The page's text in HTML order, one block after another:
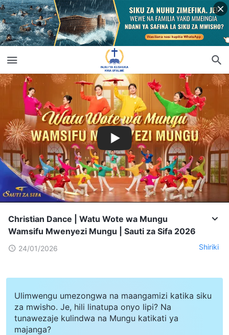
Christian Dance | Watu Wote wa Mungu
Wamsifu Mwenyezi Mungu | Sauti za Sifa 2026
24/01/2026 Shiriki
Ulimwengu umezongwa na maangamizi katika siku
za mwisho. Je, hili linatupa onyo lipi? Na
tunawezaje kulindwa na Mungu katikati ya
majanga?